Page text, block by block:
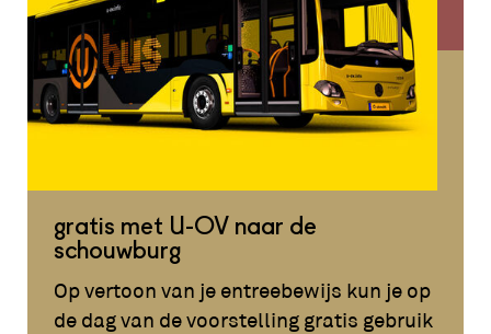
gratis met U-OV naar de
schouwburg
Op vertoon van je entreebewijs kun je op
de dag van de voorstelling gratis gebruik